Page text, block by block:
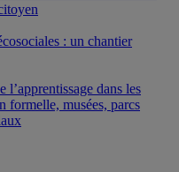
: un chantier
l’apprentissage dans les
formelle, musées, parcs